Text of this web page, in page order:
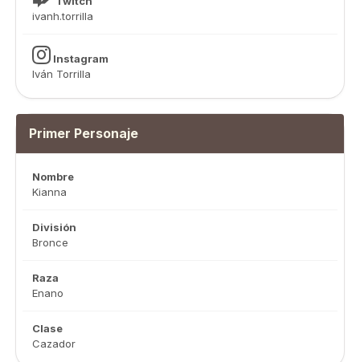
ivanh.torrilla
Instagram
Iván Torrilla
Primer Personaje
Nombre
Kianna
División
Bronce
Raza
Enano
Clase
Cazador